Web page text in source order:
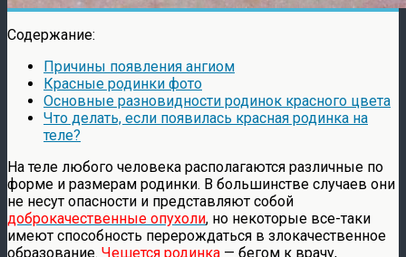
Содержание:
Причины появления ангиом
Красные родинки фото
Основные разновидности родинок красного цвета
Что делать, если появилась красная родинка на
теле?
На теле любого человека располагаются различные по
форме и размерам родинки. В большинстве случаев они
не несут опасности и представляют собой
доброкачественные опухоли, но некоторые все-таки
имеют способность перерождаться в злокачественное
образование. Чешется родинка — бегом к врачу,